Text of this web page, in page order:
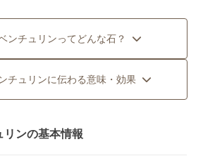
ンチュリンってどんな石？
チュリンに伝わる意味・効果
リンの基本情報